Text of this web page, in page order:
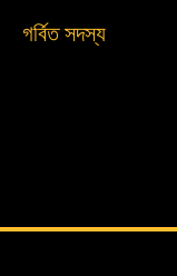
গর্বিত সদস্য